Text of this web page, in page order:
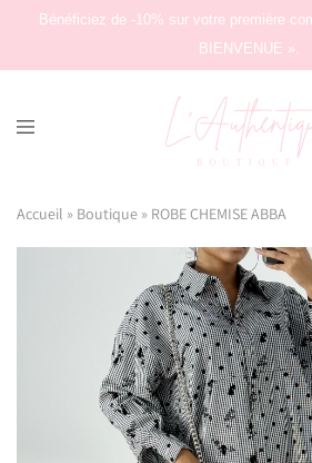
Bénéficiez de -10% sur votre première
BIENVENUE ».
Accueil » Boutique » ROBE CHEMISE ABBA